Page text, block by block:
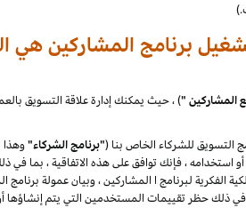
برنامج المشاركين هي
المشاركين "
للشركاء الخاص بنا ("برنامج الشركاء"وهذا
الفكرية لبرنامج ا المشاركين ، وبيان عمولة